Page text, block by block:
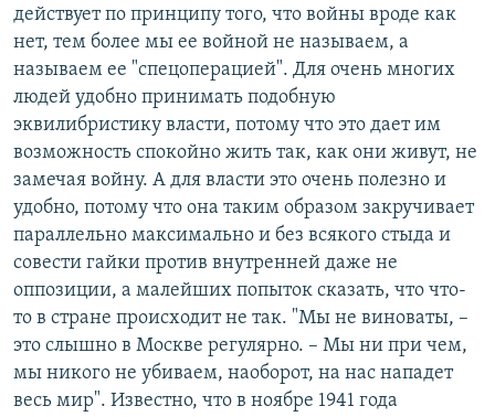
действует по принципу того, что войны вроде как
нет, тем более мы ее войной не называем, а
называем ее "спецоперацией". Для очень многих
людей удобно принимать подобную
эквилибристику власти, потому что это дает им
возможность спокойно жить так, как они живут, не
замечая войну. А для власти это очень полезно и
удобно, потому что она таким образом закручивает
параллельно максимально и без всякого стыда и
совести гайки против внутренней даже не
оппозиции, а малейших попыток сказать, что что-
то в стране происходит не так. "Мы не виноваты, –
это слышно в Москве регулярно. – Мы ни при чем,
мы никого не убиваем, наоборот, на нас нападет
весь мир". Известно, что в ноябре 1941 года